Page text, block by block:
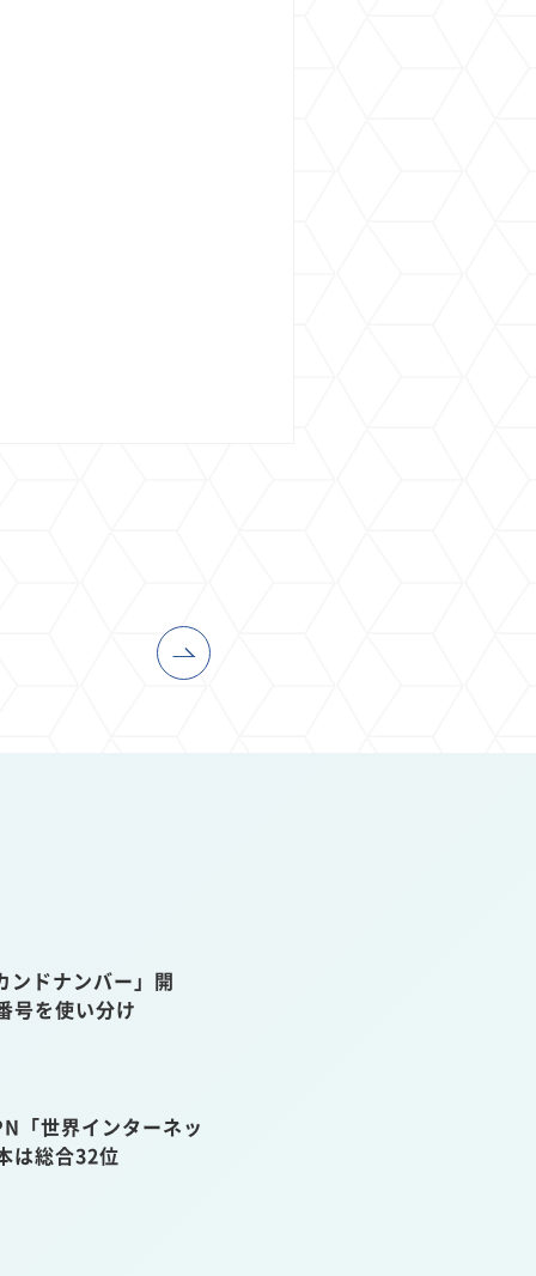
ンドナンバー」開
号を使い分け
「世界インターネッ
は総合32位